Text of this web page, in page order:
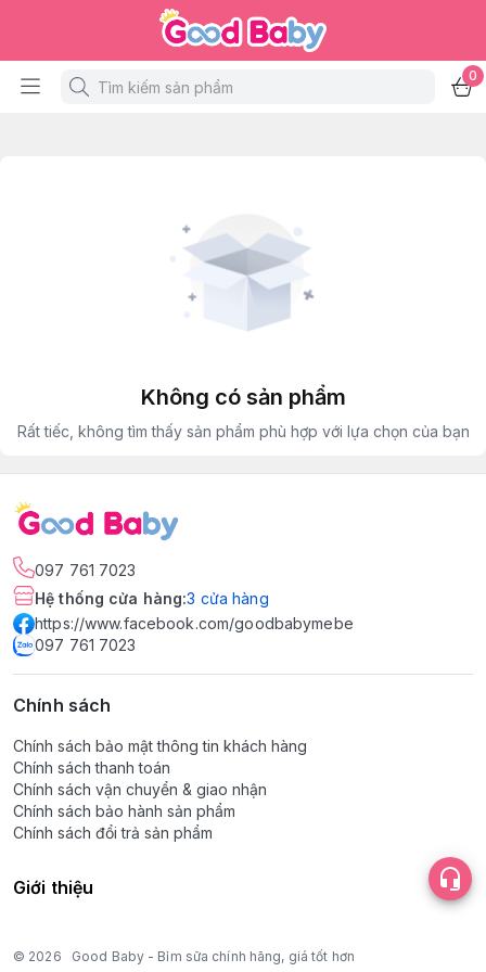
0
Không có sản phẩm
Rất tiếc, không tìm thấy sản phẩm phù hợp với lựa chọn của bạn
097 761 7023
Hệ thống cửa hàng:3 cửa hàng
https://www.facebook.com/goodbabymebe
097 761 7023
Chính sách
Chính sách bảo mật thông tin khách hàng
Chính sách thanh toán
Chính sách vận chuyển & giao nhận
Chính sách bảo hành sản phẩm
Chính sách đổi trả sản phẩm
Giới thiệu
© 2026 Good Baby - Bỉm sữa chính hãng, giá tốt hơn